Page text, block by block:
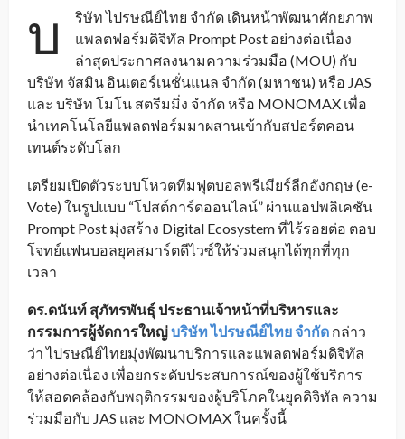
บ
ริษัท ไปรษณีย์ไทย จำกัด เดินหน้าพัฒนาศักยภาพ
แพลตฟอร์มดิจิทัล Prompt Post อย่างต่อเนื่อง
ล่าสุดประกาศลงนามความร่วมมือ (MOU) กับ
บริษัท จัสมิน อินเตอร์เนชั่นแนล จำกัด (มหาชน) หรือ JAS
และ บริษัท โมโน สตรีมมิ่ง จำกัด หรือ MONOMAX เพื่อ
นำเทคโนโลยีแพลตฟอร์มมาผสานเข้ากับสปอร์ตคอน
เทนต์ระดับโลก
เตรียมเปิดตัวระบบโหวตทีมฟุตบอลพรีเมียร์ลีกอังกฤษ (e-
Vote) ในรูปแบบ “โปสต์การ์ดออนไลน์” ผ่านแอปพลิเคชัน
Prompt Post มุ่งสร้าง Digital Ecosystem ที่ไร้รอยต่อ ตอบ
โจทย์แฟนบอลยุคสมาร์ตดีไวซ์ให้ร่วมสนุกได้ทุกที่ทุก
เวลา
ดร.ดนันท์ สุภัทรพันธุ์ ประธานเจ้าหน้าที่บริหารและ
กรรมการผู้จัดการใหญ่บริษัท ไปรษณีย์ไทย จำกัด กล่าว
ว่า ไปรษณีย์ไทยมุ่งพัฒนาบริการและแพลตฟอร์มดิจิทัล
อย่างต่อเนื่อง เพื่อยกระดับประสบการณ์ของผู้ใช้บริการ
ให้สอดคล้องกับพฤติกรรมของผู้บริโภคในยุคดิจิทัล ความ
ร่วมมือกับ JAS และ MONOMAX ในครั้งนี้